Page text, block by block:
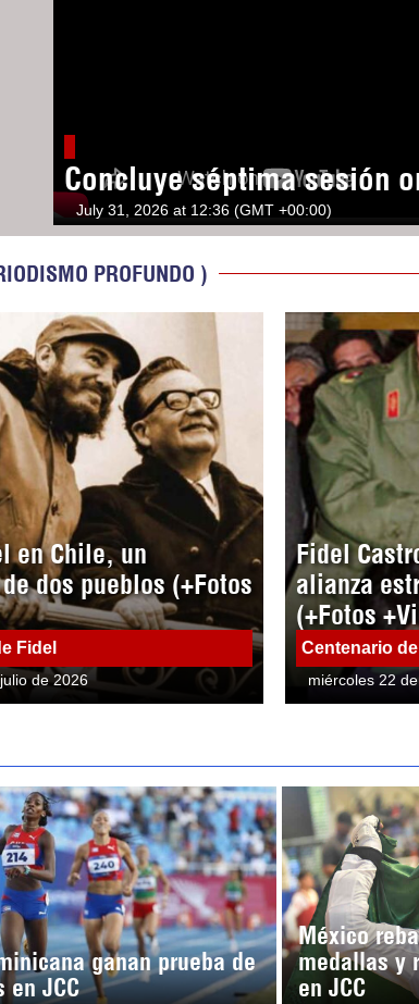
Concluye séptima sesión
July 31, 2026 at 12:36 (GMT +00:00)
PROFUNDO )
en Chile, un
dos pueblos (+Fotos
Fidel
de 2026
Fidel
alianza
(+Fotos
Centenario de
miércoles 22
ganan prueba de
en JCC
México
medallas y
en JCC